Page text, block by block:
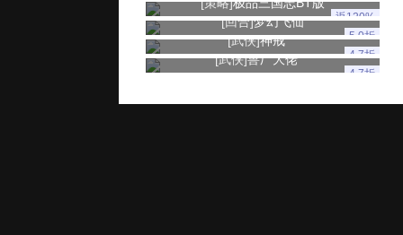
返120%
[回合]梦幻飞仙
5.0折
[武侠]神戒
4.7折
[武侠]兽厂大佬
4.7折